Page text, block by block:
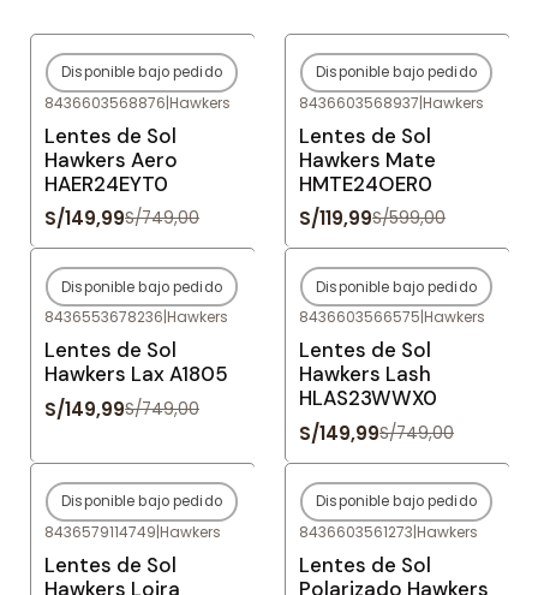
-80%OFF
Agotado
Disponible bajo pedido
8436603568876|Hawkers
Lentes de Sol
Hawkers Aero
HAER24EYT0
S/149,99S/749,00
-80%OFF
Agotado
Disponible bajo pedido
8436603568937|Hawkers
Lentes de Sol
Hawkers Mate
HMTE24OER0
S/119,99S/599,00
-80%OFF
Agotado
Disponible bajo pedido
8436553678236|Hawkers
Lentes de Sol
Hawkers Lax A1805
S/149,99S/749,00
-80%OFF
Agotado
Disponible bajo pedido
8436603566575|Hawkers
Lentes de Sol
Hawkers Lash
HLAS23WWX0
S/149,99S/749,00
-80%OFF
Agotado
Disponible bajo pedido
8436579114749|Hawkers
Lentes de Sol
Hawkers Loira
-84%OFF
Agotado
Disponible bajo pedido
8436603561273|Hawkers
Lentes de Sol
Polarizado Hawkers